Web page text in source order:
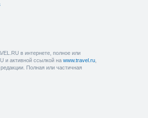
в интернете, полное или
и активной ссылкой на www.travel.ru
Полная или частичная